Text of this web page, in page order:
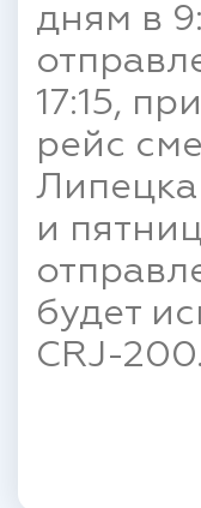
дням в
17:15,
рейс
и
будет
CRJ-200.